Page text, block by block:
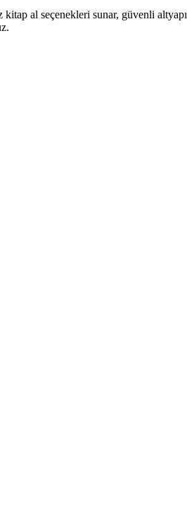
al seçenekleri sunar, güvenli